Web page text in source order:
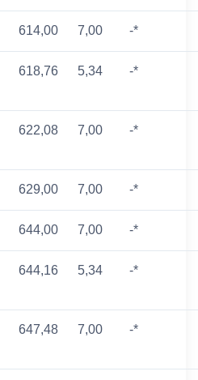
614,00 7,00 -*
618,76 5,34 -*
622,08 7,00 -*
629,00 7,00 -*
644,00 7,00 -*
644,16 5,34 -*
647,48 7,00 -*